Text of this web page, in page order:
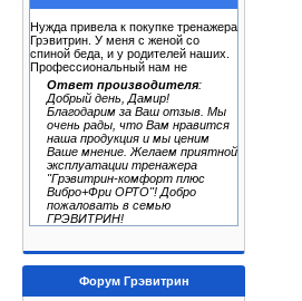
Нужда привела к покупке тренажера
Грэвитрин. У меня с женой со
спиной беда, и у родителей наших.
Профессиональный нам не
Ответ производителя:
Добрый день, Дамир!
Благодарим за Ваш отзыв. Мы
очень рады, что Вам нравится
наша продукция и мы ценим
Ваше мнение. Желаем приятной
эксплуатации тренажера
"Грэвитрин-комфорт плюс
Вибро+Фри ОРТО"! Добро
пожаловать в семью
ГРЭВИТРИН!
Форум Грэвитрин